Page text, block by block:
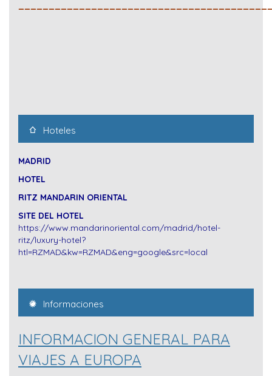
Hoteles
MADRID
HOTEL
RITZ MANDARIN ORIENTAL
SITE DEL HOTEL
https://www.mandarinoriental.com/madrid/hotel-
ritz/luxury-hotel?
htl=RZMAD&kw=RZMAD&eng=google&src=local
Informaciones
INFORMACION GENERAL PARA
VIAJES A EUROPA